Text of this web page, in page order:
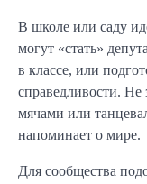
В школе или саду
могут «стать»
в классе, или
справедливости. Не
мячами или
напоминает о мире.
Для сообщества